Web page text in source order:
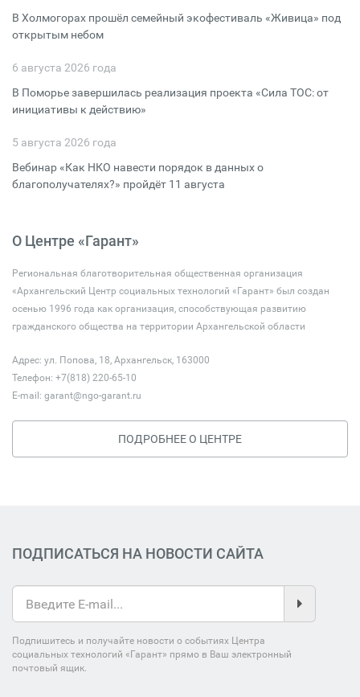
В Холмогорах прошёл семейный экофестиваль «Живица» под
открытым небом
6 августа 2026 года
В Поморье завершилась реализация проекта «Сила ТОС: от
инициативы к действию»
5 августа 2026 года
Вебинар «Как НКО навести порядок в данных о
благополучателях?» пройдёт 11 августа
О Центре «Гарант»
Региональная благотворительная общественная организация
«Архангельский Центр социальных технологий «Гарант» был создан
осенью 1996 года как организация, способствующая развитию
гражданского общества на территории Архангельской области
Адрес: ул. Попова, 18, Архангельск, 163000
Телефон: +7(818) 220-65-10
E-mail: garant@ngo-garant.ru
ПОДРОБНЕЕ О ЦЕНТРЕ
ПОДПИСАТЬСЯ НА НОВОСТИ САЙТА
Подпишитесь и получайте новости о событиях Центра
социальных технологий «Гарант» прямо в Ваш электронный
почтовый ящик.